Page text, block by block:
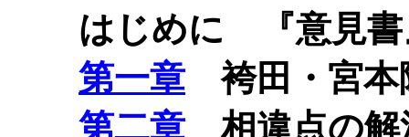
はじめに 『意見書
第一章 袴田・宮本
第二章 相違点の解